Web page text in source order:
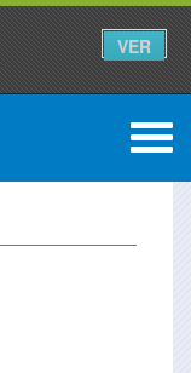
VER
0